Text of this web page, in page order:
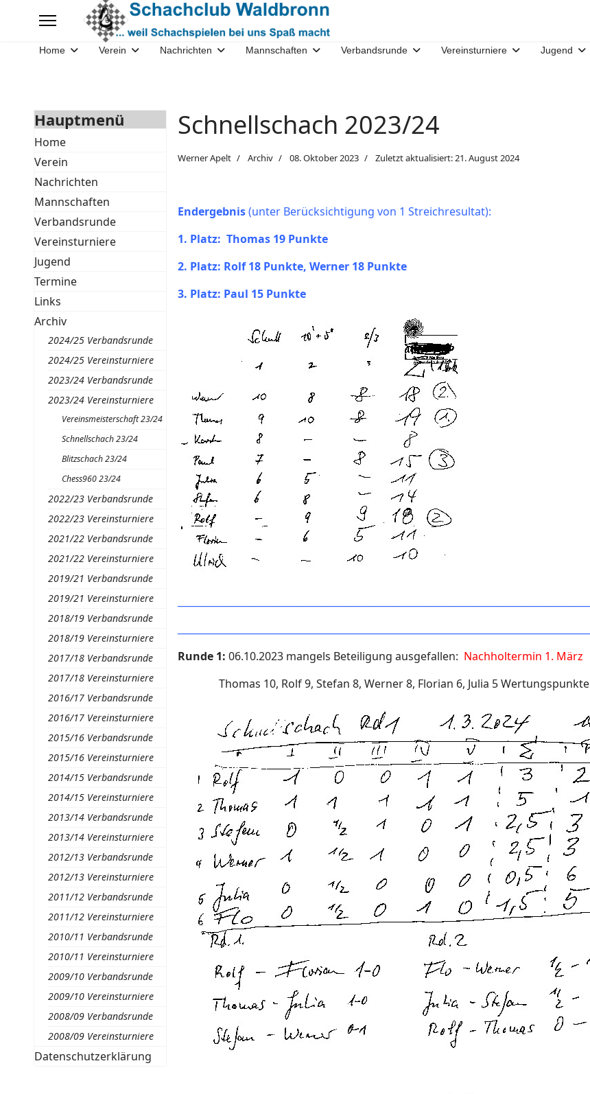
Home Verein Nachrichten Mannschaften Verbandsrunde Vereinsturniere Jugend
Hauptmenü
Home
Verein
Nachrichten
Mannschaften
Verbandsrunde
Vereinsturniere
Jugend
Termine
Links
Archiv
2024/25 Verbandsrunde
2024/25 Vereinsturniere
2023/24 Verbandsrunde
2023/24 Vereinsturniere
Vereinsmeisterschaft 23/24
Schnellschach 23/24
Blitzschach 23/24
Chess960 23/24
2022/23 Verbandsrunde
2022/23 Vereinsturniere
2021/22 Verbandsrunde
2021/22 Vereinsturniere
2019/21 Verbandsrunde
2019/21 Vereinsturniere
2018/19 Verbandsrunde
2018/19 Vereinsturniere
2017/18 Verbandsrunde
2017/18 Vereinsturniere
2016/17 Verbandsrunde
2016/17 Vereinsturniere
2015/16 Verbandsrunde
2015/16 Vereinsturniere
2014/15 Verbandsrunde
2014/15 Vereinsturniere
2013/14 Verbandsrunde
2013/14 Vereinsturniere
2012/13 Verbandsrunde
2012/13 Vereinsturniere
2011/12 Verbandsrunde
2011/12 Vereinsturniere
2010/11 Verbandsrunde
2010/11 Vereinsturniere
2009/10 Verbandsrunde
2009/10 Vereinsturniere
2008/09 Verbandsrunde
2008/09 Vereinsturniere
Datenschutzerklärung
Schnellschach 2023/24
Werner Apelt Archiv 08. Oktober 2023 Zuletzt aktualisiert: 21. August 2024
Endergebnis(unter Berücksichtigung von 1 Streichresultat):
1. Platz: Thomas 19 Punkte
2. Platz: Rolf 18 Punkte, Werner 18 Punkte
3. Platz: Paul 15 Punkte
Runde 1: 06.10.2023 mangels Beteiligung ausgefallen: Nachholtermin 1. März
Thomas 10, Rolf 9,Stefan 8,Werner 8, Florian 6, Julia 5 Wertungspunkte